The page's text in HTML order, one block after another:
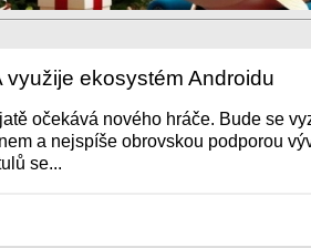
využije ekosystém Androidu
očekává nového hráče. Bude se
a nejspíše obrovskou podporou
se...